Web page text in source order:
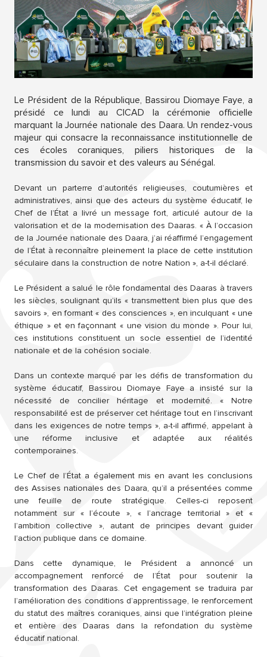
Le Président de la République, Bassirou Diomaye Faye, a
présidé ce lundi au CICAD la cérémonie officielle
marquant la Journée nationale des Daara. Un rendez-vous
majeur qui consacre la reconnaissance institutionnelle de
ces écoles coraniques, piliers historiques de la
transmission du savoir et des valeurs au Sénégal.
Devant un parterre d’autorités religieuses, coutumières et
administratives, ainsi que des acteurs du système éducatif, le
Chef de l’État a livré un message fort, articulé autour de la
valorisation et de la modernisation des Daaras. « À l’occasion
de la Journée nationale des Daara, j’ai réaffirmé l’engagement
de l’État à reconnaître pleinement la place de cette institution
séculaire dans la construction de notre Nation », a-t-il déclaré.
Le Président a salué le rôle fondamental des Daaras à travers
les siècles, soulignant qu’ils « transmettent bien plus que des
savoirs », en formant « des consciences », en inculquant « une
éthique » et en façonnant « une vision du monde ». Pour lui,
ces institutions constituent un socle essentiel de l’identité
nationale et de la cohésion sociale.
Dans un contexte marqué par les défis de transformation du
système éducatif, Bassirou Diomaye Faye a insisté sur la
nécessité de concilier héritage et modernité. « Notre
responsabilité est de préserver cet héritage tout en l’inscrivant
dans les exigences de notre temps », a-t-il affirmé, appelant à
une réforme inclusive et adaptée aux réalités
contemporaines.
Le Chef de l’État a également mis en avant les conclusions
des Assises nationales des Daara, qu’il a présentées comme
une feuille de route stratégique. Celles-ci reposent
notamment sur « l’écoute », « l’ancrage territorial » et «
l’ambition collective », autant de principes devant guider
l’action publique dans ce domaine.
Dans cette dynamique, le Président a annoncé un
accompagnement renforcé de l’État pour soutenir la
transformation des Daaras. Cet engagement se traduira par
l’amélioration des conditions d’apprentissage, le renforcement
du statut des maîtres coraniques, ainsi que l’intégration pleine
et entière des Daaras dans la refondation du système
éducatif national.